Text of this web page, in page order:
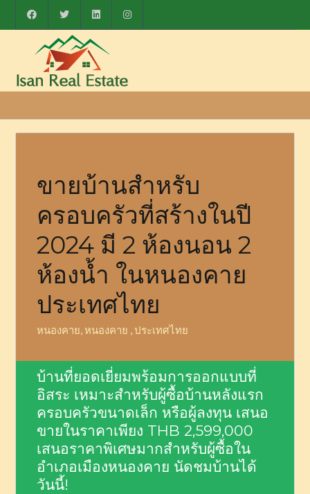
ขายบ้านสำหรับ
ครอบครัวที่สร้างในปี
2024 มี 2 ห้องนอน 2
ห้องน้ำ ในหนองคาย
ประเทศไทย
หนองคาย, หนองคาย , ประเทศไทย
บ้านที่ยอดเยี่ยมพร้อมการออกแบบที่
อิสระ เหมาะสำหรับผู้ซื้อบ้านหลังแรก
ครอบครัวขนาดเล็ก หรือผู้ลงทุน เสนอ
ขายในราคาเพียง THB 2,599,000
เสนอราคาพิเศษมากสำหรับผู้ซื้อใน
อำเภอเมืองหนองคาย นัดชมบ้านได้
วันนี้!